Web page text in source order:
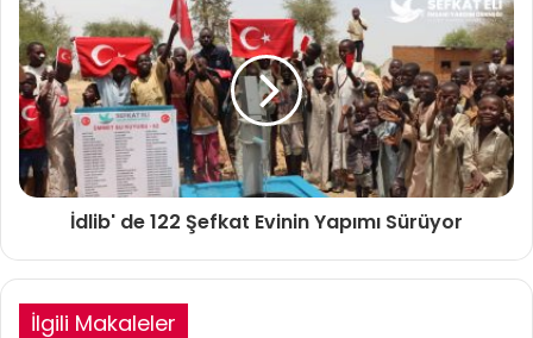
İdlib' de 122 Şefkat Evinin Yapımı Sürüyor
İlgili Makaleler